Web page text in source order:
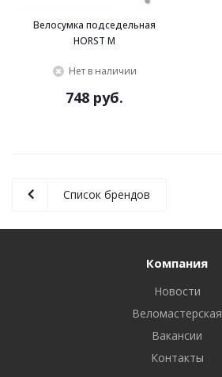
Велосумка подседельная
HORST M
Нет в наличии
748 руб.
Список брендов
Компания
Новости
Веломастерская
Вакансии
Контакты